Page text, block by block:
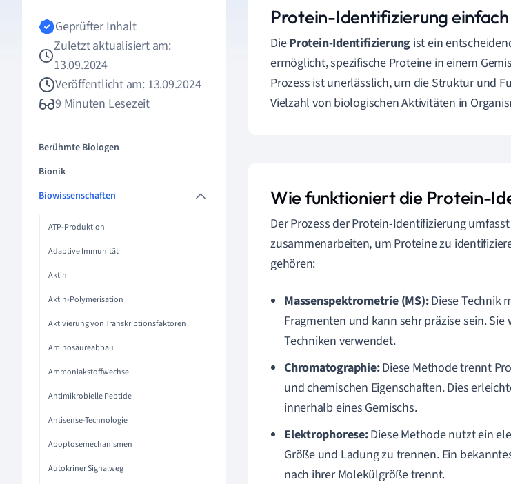
Geprüfter Inhalt
Zuletzt aktualisiert am:
13.09.2024
Veröffentlicht am: 13.09.2024
9 Minuten Lesezeit
Berühmte Biologen
Bionik
Biowissenschaften
ATP-Produktion
Adaptive Immunität
Aktin
Aktin-Polymerisation
Aktivierung von Transkriptionsfaktoren
Aminosäureabbau
Ammoniakstoffwechsel
Antimikrobielle Peptide
Antisense-Technologie
Apoptosemechanismen
Autokriner Signalweg
Protein-Identifizierung
DieProtein-Identifizierung ist ein
ermöglicht, spezifische Proteine in einem
Prozess ist unerlässlich, um die Struktur und
Vielzahl von biologischen Aktivitäten in
Wie funktioniert die Protein-
Der Prozess der Protein-Identifizierung
zusammenarbeiten, um Proteine zu
gehören:
Massenspektrometrie (MS):Diese Technik
Fragmenten und kann sehr präzise sein.
Techniken verwendet.
Chromatographie:Diese Methode trennt
und chemischen Eigenschaften. Dies
innerhalb eines Gemischs.
Elektrophorese:Diese Methode nutzt ein
Größe und Ladung zu trennen. Ein
nach ihrer Molekülgröße trennt.